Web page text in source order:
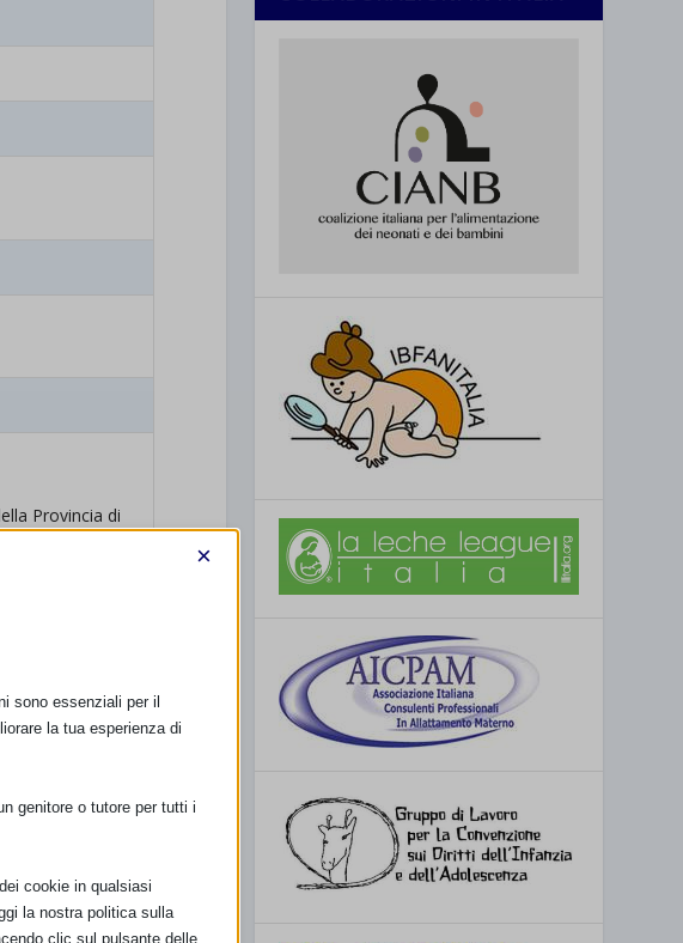
Provincia di
×
sono essenziali per il
la tua esperienza di
genitore o tutore per tutti i
cookie in qualsiasi
la nostra politica sulla
clic sul pulsante delle